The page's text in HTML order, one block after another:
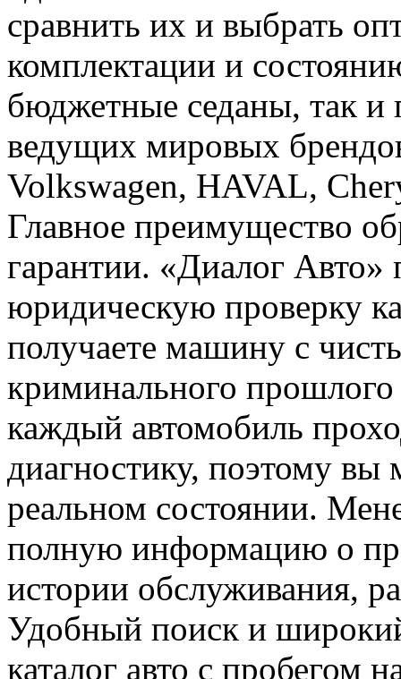
сравнить их и выбрать
комплектации и
бюджетные седаны, так
ведущих мировых
Volkswagen, HAVAL,
Главное преимущество
гарантии. «Диалог
юридическую проверку
получаете машину с
криминального
каждый автомобиль
диагностику, поэтому вы
реальном состоянии.
полную информацию о
истории обслуживания,
Удобный поиск и
каталог авто с пробегом